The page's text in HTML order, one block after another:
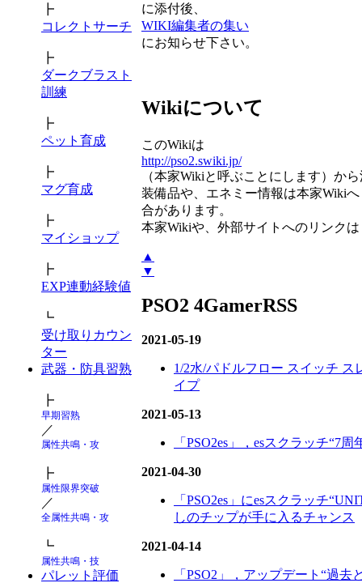
┣
コレクトサーチ
┣
ダークブラスト
訓練
┣
ペット育成
┣
マグ育成
┣
マイショップ
┣
EXP連動経験値
┗
受け取りカウン
ター
武器・防具習熟
┣
早期習熟
／
属性共鳴・攻
┣
属性限界突破
／
全属性共鳴・攻
┗
属性共鳴・技
パレット評価
に添付後、
WIKI編集者の集い
にお知らせ下さい。
Wikiについて
このWikiは
http://pso2.swiki.jp/
（本家Wikiと呼ぶことにします）か
装備品や、エネミー情報は本家Wiki
合があります。
本家Wikiや、外部サイトへのリンク
▲
▼
PSO2 4GamerRSS
2021-05-19
1/2水/パドルフロー スイッチ ス
イプ
2021-05-13
「PSO2es」，esスクラッチ“7
2021-04-30
「PSO2es」にesスクラッチ
しのチップが手に入るチャンス
2021-04-14
「PSO2」，アップデート“過